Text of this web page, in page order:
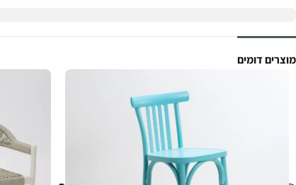
מוצרים דומים